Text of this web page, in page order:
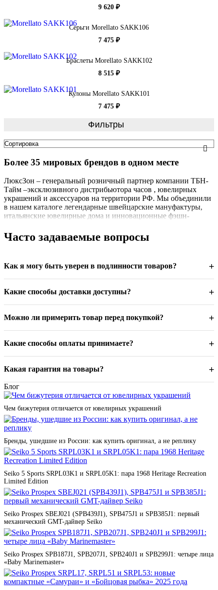
9 620 ₽
Серьги Morellato SAKK106
7 475 ₽
Браслеты Morellato SAKK102
8 515 ₽
Кулоны Morellato SAKK101
7 475 ₽
Фильтры
Более 35 мировых брендов в одном месте
ЛюксЗон – генеральный розничный партнер компании ТБН-
Тайм –эксклюзивного дистрибьютора часов , ювелирных
украшений и аксессуаров на территории РФ. Мы объединили
в нашем каталоге легендарные швейцарские мануфактуры,
итальянские ювелирные дома и инновационные фэшн-
любого случая. Каждое изделие в нашем каталоге — это
оригинальная продукция с официальной гарантией
Швейцарские часы — эталон точности
В нашем каталоге представлены швейцарские бренды с
вековой историей: Aerowatch ,Philip Watch, Marvin, Auguste
Reymond, ,Victorinox и Wenger. От классических моделей с
автоматическими механизмами до инновационных
хронографов — каждые швейцарские часы проходят
сертификацию и поставляются напрямую от производителей.
Мы предлагаем как доступные модели для первого знакомства
со швейцарским качеством, так и эксклюзивные
лимитированные серии для коллекционеров.
Итальянские украшения и часы — искусство
стиля
Италия в нашем каталоге представлена брендами Furla,
Moschino. От изысканных золотых украшений Salvini и
архитектурного серебра Pianegonda до революционных
технологий Pesavento и органического жемчуга Majorica —
итальянские мастера создают изделия, которые становятся
произведениями искусства на вашем запястье или шее.
Дизайнерские аксессуары для завершения
образа
Премиальные аксессуары от Davidoff, Ferrari, Nina Ricci,
Cerruti 1881 дополнят ваш стиль. Кожаные изделия ручной
работы, запонки с драгоценными камнями, браслеты из стали
и серебра — каждый аксессуар создан с вниманием к деталям
и рассчитан на годы безупречной службы. В каталоге
представлены как мужские, так и женские коллекции, а также
Часто задаваемые вопросы
Как я могу быть уверен в подлинности товаров? +
Какие способы доставки доступны? +
Можно ли примерить товар перед покупкой? +
Какие способы оплаты принимаете? +
Какая гарантия на товары? +
Блог
Чем бижутерия отличается от ювелирных украшений
Бренды, ушедшие из России: как купить оригинал, а не реплику
Seiko 5 Sports SRPL03K1 и SRPL05K1: пара 1968 Heritage Recreation
Limited Edition
Seiko Prospex SBEJ021 (SPB439J1), SPB475J1 и SPB385J1: первый
механический GMT-дайвер Seiko
Seiko Prospex SPB187J1, SPB207J1, SPB240J1 и SPB299J1: четыре лица
«Baby Marinemaster»